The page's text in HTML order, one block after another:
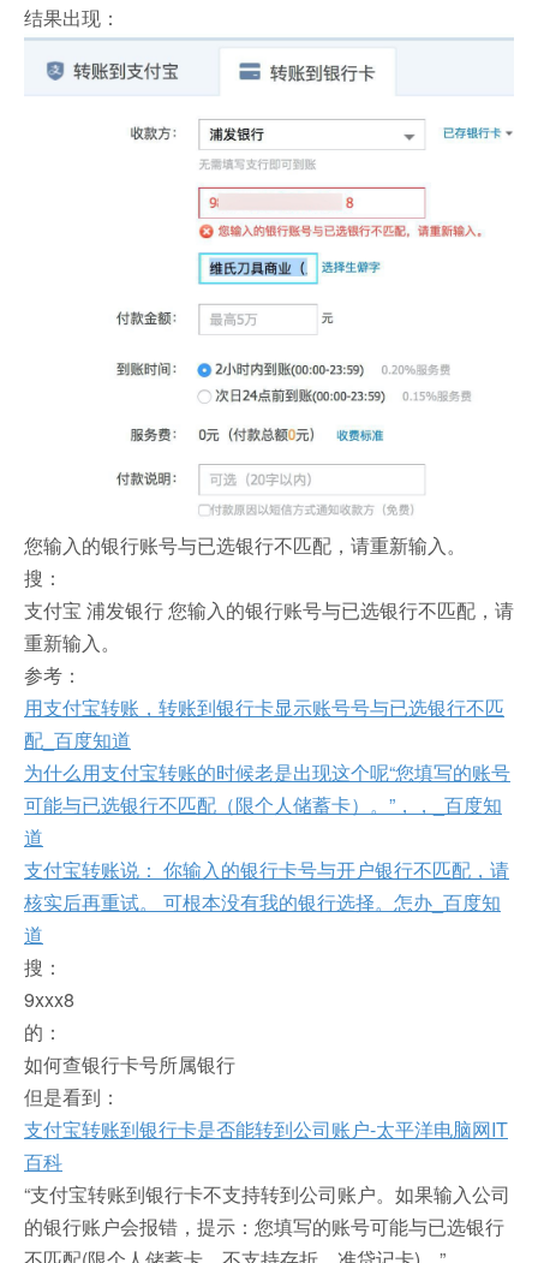
结果出现：
您输入的银行账号与已选银行不匹配，请重新输入。
搜：
支付宝 浦发银行 您输入的银行账号与已选银行不匹配，请
重新输入。
参考：
用支付宝转账，转账到银行卡显示账号号与已选银行不匹
配_百度知道
为什么用支付宝转账的时候老是出现这个呢“您填写的账号
可能与已选银行不匹配（限个人储蓄卡）。”，，_百度知
道
支付宝转账说： 你输入的银行卡号与开户银行不匹配，请
核实后再重试。 可根本没有我的银行选择。怎办_百度知
道
搜：
9xxx8
的：
如何查银行卡号所属银行
但是看到：
支付宝转账到银行卡是否能转到公司账户-太平洋电脑网IT
百科
“支付宝转账到银行卡不支持转到公司账户。如果输入公司
的银行账户会报错，提示：您填写的账号可能与已选银行